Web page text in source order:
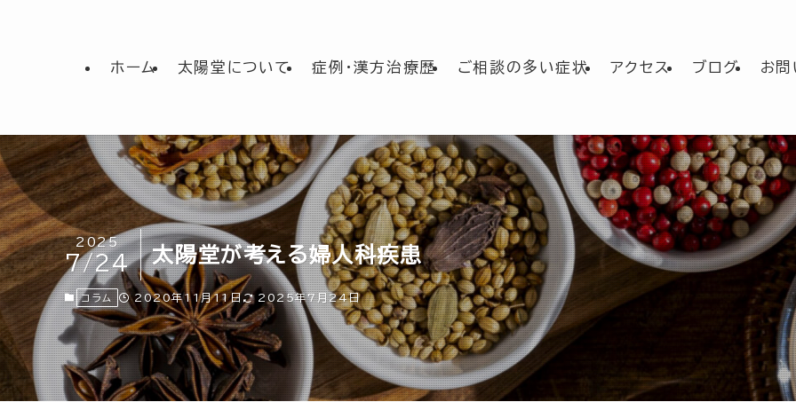
ホーム 太陽堂について 症例・漢方治療歴 ご相談の多い症状 アクセス ブログ お
太陽堂が考える婦人科疾患
2025
7/24
コラム 2020年11月11日 2025年7月24日